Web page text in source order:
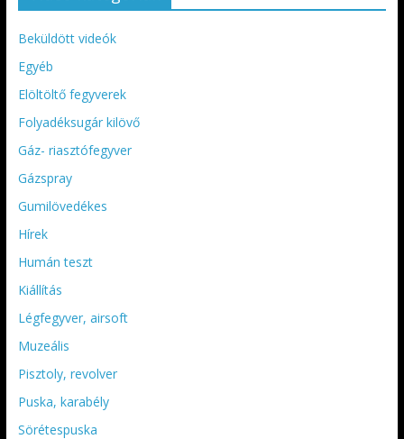
Beküldött videók
Egyéb
Elöltöltő fegyverek
Folyadéksugár kilövő
Gáz- riasztófegyver
Gázspray
Gumilövedékes
Hírek
Humán teszt
Kiállítás
Légfegyver, airsoft
Muzeális
Pisztoly, revolver
Puska, karabély
Sörétespuska